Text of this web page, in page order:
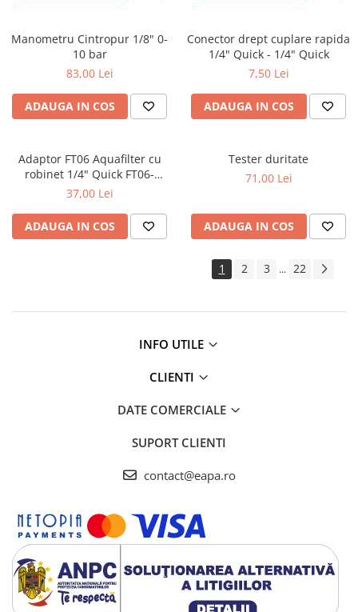
Manometru Cintropur 1/8" 0-
10 bar
83,00 Lei
ADAUGA IN COS
Conector drept cuplare rapida
1/4" Quick - 1/4" Quick
7,50 Lei
ADAUGA IN COS
Adaptor FT06 Aquafilter cu
robinet 1/4" Quick FT06-
14QCV
37,00 Lei
ADAUGA IN COS
Tester duritate
71,00 Lei
ADAUGA IN COS
1 2 3 ... 22
INFO UTILE
CLIENTI
DATE COMERCIALE
SUPORT CLIENTI
contact@eapa.ro